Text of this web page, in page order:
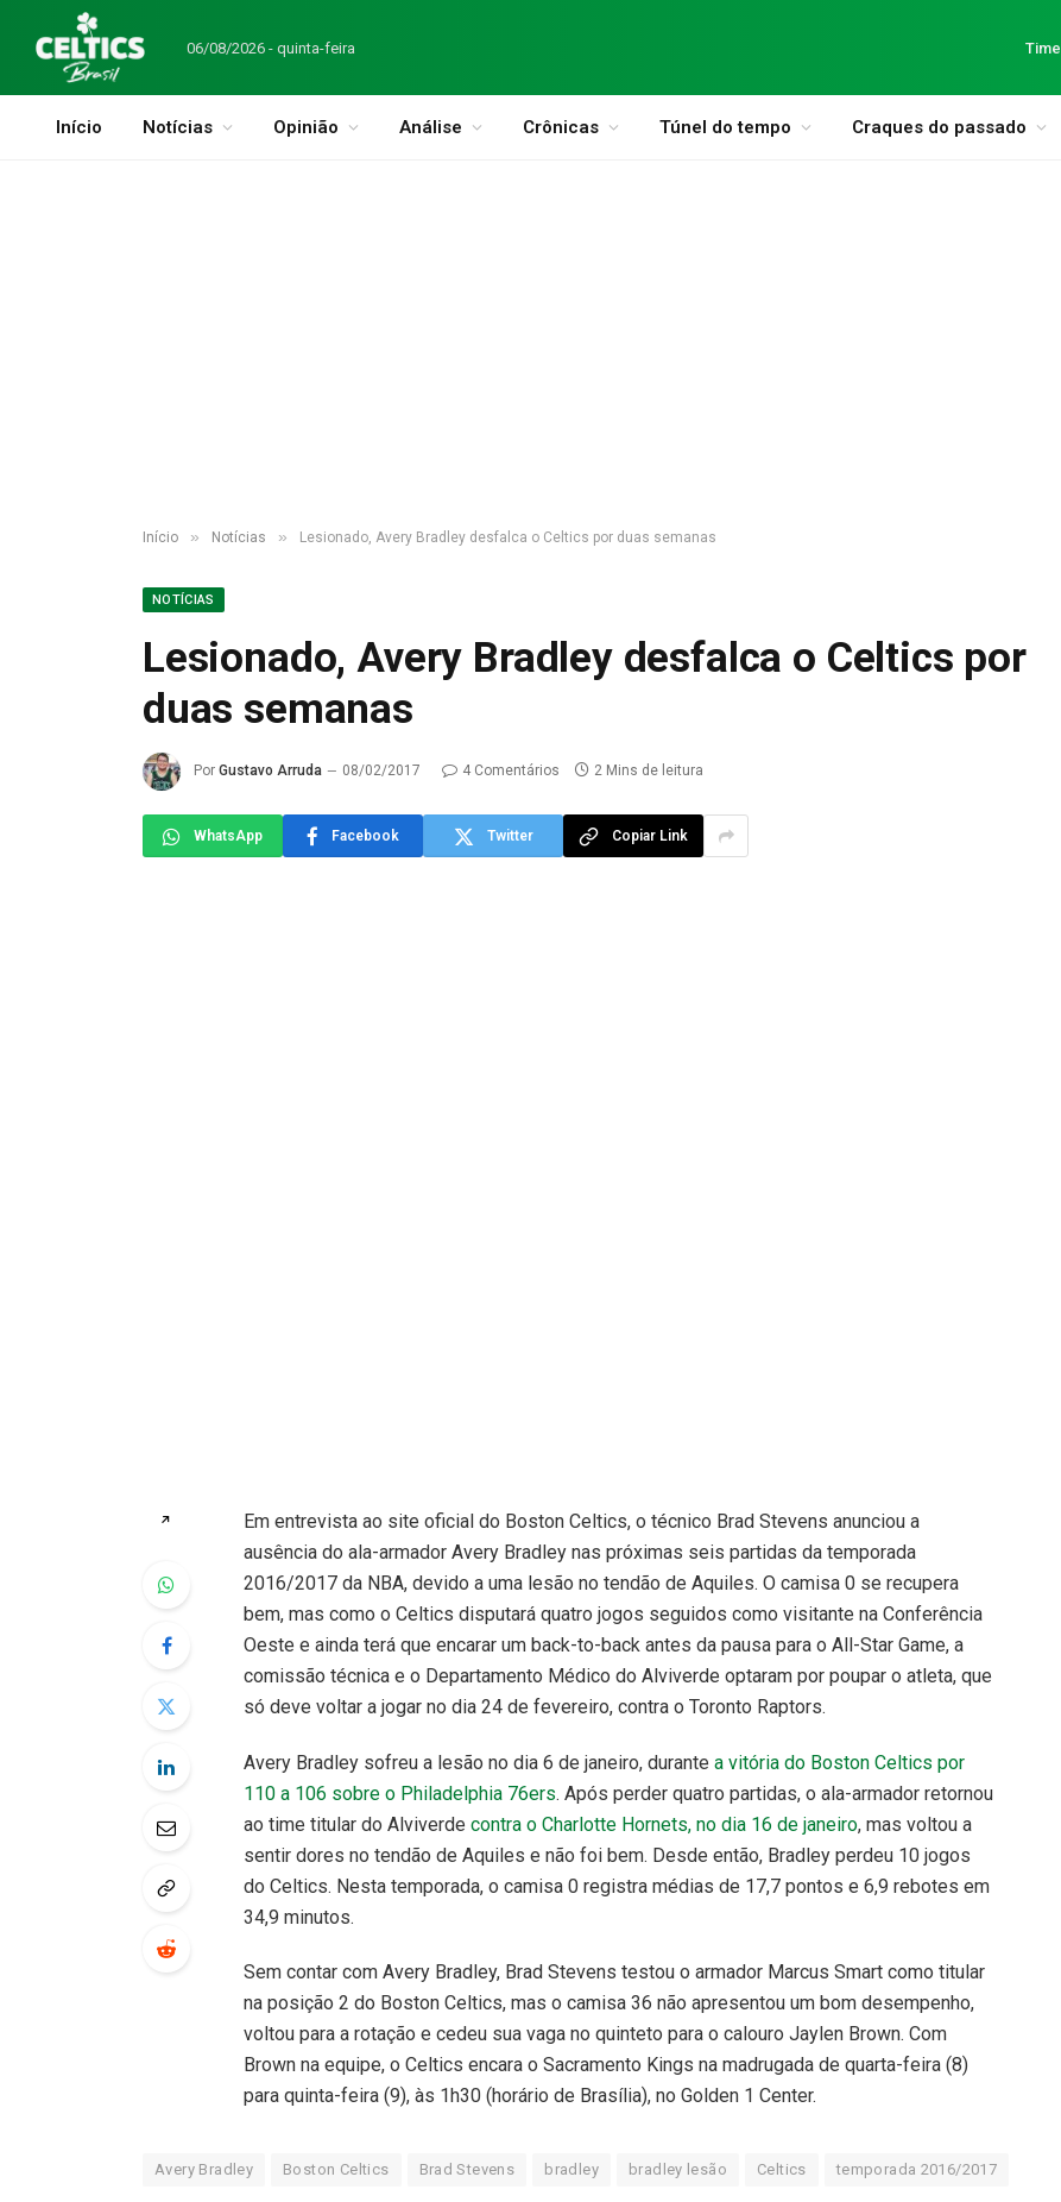
06/08/2026 - quinta-feira Time
Início Notícias Opinião Análise Crônicas Túnel do tempo Craques do passado
Início » Notícias » Lesionado, Avery Bradley desfalca o Celtics por duas semanas
NOTÍCIAS
Lesionado, Avery Bradley desfalca o Celtics por
duas semanas
Por Gustavo Arruda 08/02/2017 4 Comentários 2 Mins de leitura
WhatsApp Facebook Twitter Copiar Link
↗
Em entrevista ao site oficial do Boston Celtics, o técnico Brad Stevens anunciou a
ausência do ala-armador Avery Bradley nas próximas seis partidas da temporada
2016/2017 da NBA, devido a uma lesão no tendão de Aquiles. O camisa 0 se recupera
bem, mas como o Celtics disputará quatro jogos seguidos como visitante na Conferência
Oeste e ainda terá que encarar um back-to-back antes da pausa para o All-Star Game, a
comissão técnica e o Departamento Médico do Alviverde optaram por poupar o atleta, que
só deve voltar a jogar no dia 24 de fevereiro, contra o Toronto Raptors.
Avery Bradley sofreu a lesão no dia 6 de janeiro, durante a vitória do Boston Celtics por
110 a 106 sobre o Philadelphia 76ers. Após perder quatro partidas, o ala-armador retornou
ao time titular do Alviverde contra o Charlotte Hornets, no dia 16 de janeiro, mas voltou a
sentir dores no tendão de Aquiles e não foi bem. Desde então, Bradley perdeu 10 jogos
do Celtics. Nesta temporada, o camisa 0 registra médias de 17,7 pontos e 6,9 rebotes em
34,9 minutos.
Sem contar com Avery Bradley, Brad Stevens testou o armador Marcus Smart como titular
na posição 2 do Boston Celtics, mas o camisa 36 não apresentou um bom desempenho,
voltou para a rotação e cedeu sua vaga no quinteto para o calouro Jaylen Brown. Com
Brown na equipe, o Celtics encara o Sacramento Kings na madrugada de quarta-feira (8)
para quinta-feira (9), às 1h30 (horário de Brasília), no Golden 1 Center.
Avery Bradley Boston Celtics Brad Stevens bradley bradley lesão Celtics temporada 2016/2017